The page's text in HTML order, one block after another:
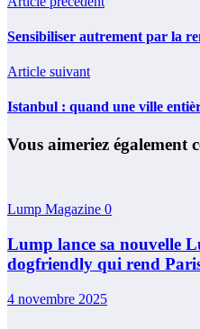
Sensibiliser autrement par la
Article suivant
Istanbul : quand une ville
Vous aimeriez également
Lump Magazine 0
Lump lance sa nouvelle
dogfriendly qui rend
4 novembre 2025